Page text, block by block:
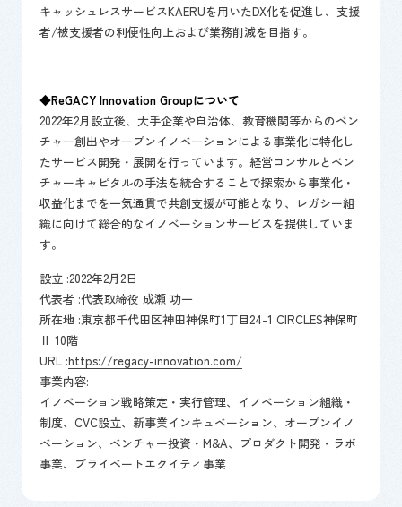
キャッシュレスサービスKAERUを用いたDX化を促進し、支援
者/被支援者の利便性向上および業務削減を目指す。
◆ReGACY Innovation Groupについて
2022年2月設立後、大手企業や自治体、教育機関等からのベン
チャー創出やオープンイノベーションによる事業化に特化し
たサービス開発・展開を行っています。経営コンサルとベン
チャーキャピタルの手法を統合することで探索から事業化・
収益化までを一気通貫で共創支援が可能となり、レガシー組
織に向けて総合的なイノベーションサービスを提供していま
す。
設立 :2022年2月2日
代表者 :代表取締役 成瀬 功一
所在地 :東京都千代田区神田神保町1丁目24-1 CIRCLES神保町
Ⅱ 10階
URL :https://regacy-innovation.com/
事業内容:
イノベーション戦略策定・実行管理、イノベーション組織・
制度、CVC設立、新事業インキュベーション、オープンイノ
ベーション、ベンチャー投資・M&A、プロダクト開発・ラボ
事業、プライベートエクイティ事業